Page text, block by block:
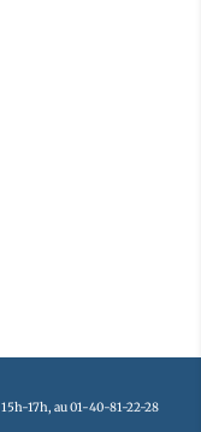
17h, au 01-40-81-22-28